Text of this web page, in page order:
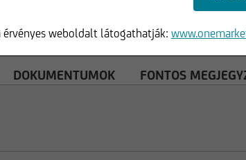
DOKUMENTUMOK FONTOS
érvényes weboldalt látogathatják: